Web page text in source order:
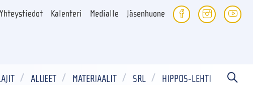
Yhteystiedot Kalenteri Medialle Jäsenhuone
ALUEET MATERIAALIT SRL HIPPOS-LEHTI